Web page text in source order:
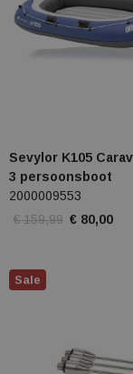
Sevylor K105
3 persoonsboot
2000009553
€ 159,99 € 80,00
Sale